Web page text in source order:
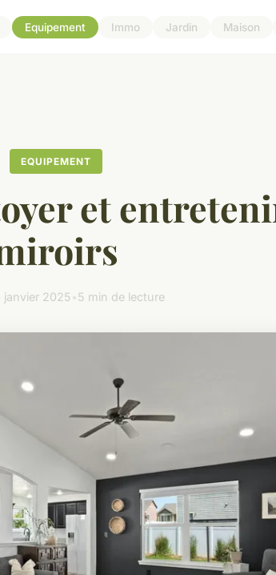
Equipement Immo Jardin Maison
EQUIPEMENT
et
janvier 2025 5 min de lecture